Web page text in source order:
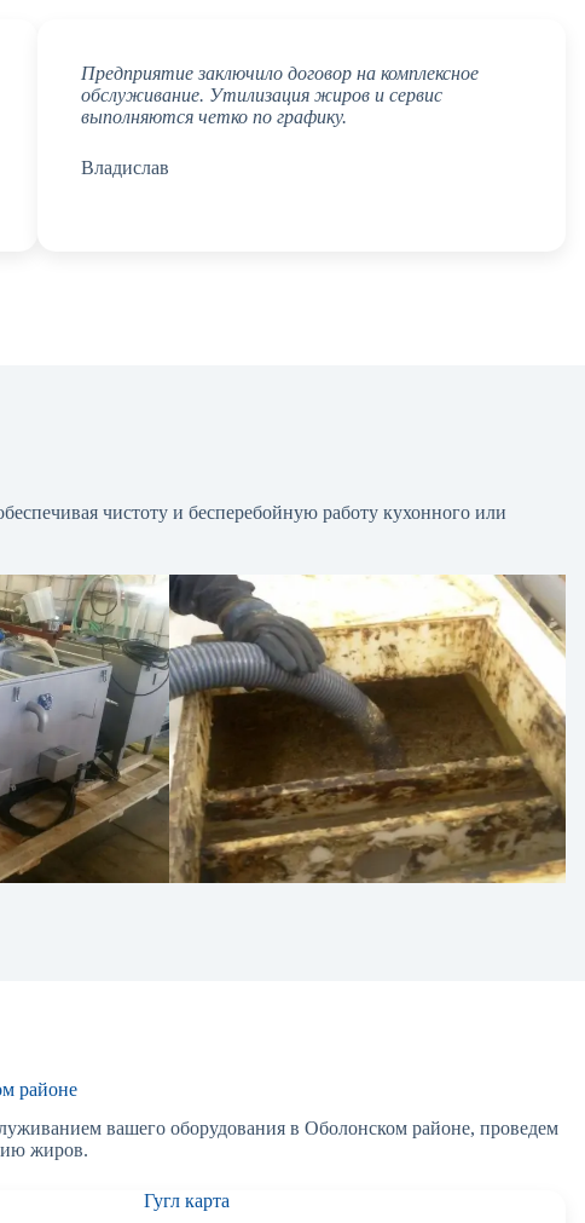
Предприятие заключило договор на комплексное
обслуживание. Утилизация жиров и сервис
выполняются четко по графику.
Владислав
чистоту и бесперебойную работу кухонного или
районе
вашего оборудования в Оболонском районе, проведем
жиров.
Гугл карта